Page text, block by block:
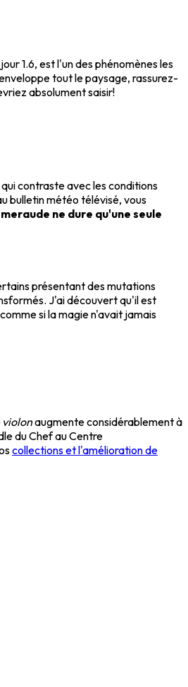
1.6, est l'un des phénomènes les
tout le paysage, rassurez-
absolument saisir!
contraste avec les conditions
bulletin météo télévisé, vous
ne dure qu'une seule
présentant des mutations
J'ai découvert qu'il est
si la magie n'avait jamais
violonaugmente considérablement à
du Chef au Centre
collections et l'amélioration de